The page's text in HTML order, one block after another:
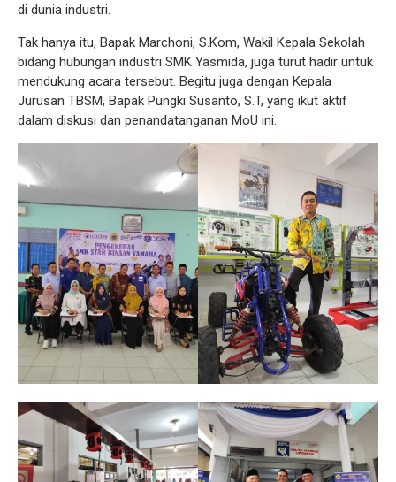
di dunia industri.
Tak hanya itu, Bapak Marchoni, S.Kom, Wakil Kepala Sekolah
bidang hubungan industri SMK Yasmida, juga turut hadir untuk
mendukung acara tersebut. Begitu juga dengan Kepala
Jurusan TBSM, Bapak Pungki Susanto, S.T, yang ikut aktif
dalam diskusi dan penandatanganan MoU ini.